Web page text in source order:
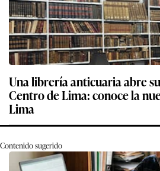
Una librería anticuaria abre
Centro de Lima: conoce la
Lima
Contenido sugerido